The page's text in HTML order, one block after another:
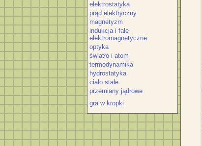
elektrostatyka
prąd elektryczny
magnetyzm
indukcja i fale
elektromagnetyczne
optyka
światło i atom
termodynamika
hydrostatyka
ciało stałe
przemiany jądrowe
gra w kropki